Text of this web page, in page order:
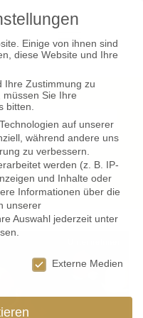
Leitsch
Einige von ihnen sind
diese Website und Ihre
Ihre Zustimmung zu
Sie Ihre
bitten.
auf unserer
während andere uns
zu verbessern.
werden (z. B. IP-
und Inhalte oder
Informationen über die
unserer
Auswahl jederzeit unter
Externe Medien